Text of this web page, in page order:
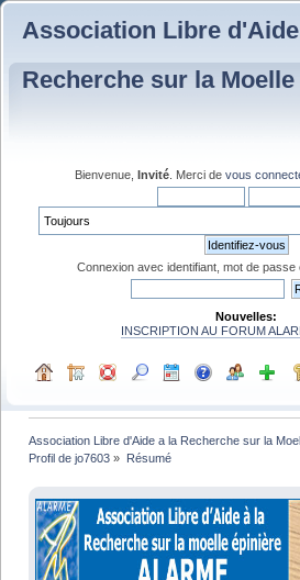
Association Libre
Recherche sur la
Bienvenue, Invité . Merci de vous
Connexion avec identifiant, mot de
Nouvelles:
INSCRIPTION AU FORUM
Association Libre d'Aide a la Recherche sur la
Profil de jo7603 » Résumé